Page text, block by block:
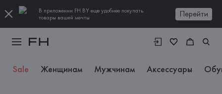
В приложении FH.BY еще удобнее покупать
товары вашей мечты
Перейти
Sale Женщинам Мужчинам Аксессуары